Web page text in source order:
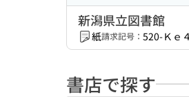
新潟県立図書館
紙請求記号： 520-Ｋｅ
書店で探す